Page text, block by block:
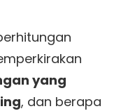
yang
, dan berapa